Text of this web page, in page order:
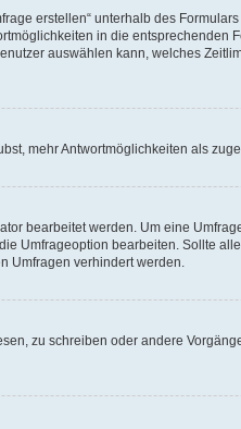
erstellen“ unterhalb des
in die
auswählen kann, welches
mehr Antwortmöglichkeiten als
bearbeitet werden. Um eine
Umfrageoption bearbeiten. Sollte
Umfragen verhindert werden.
zu schreiben oder andere